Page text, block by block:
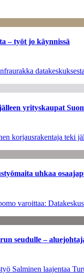
– työt jo käynnissä
yrityskaupat
korjausrakentaja teki
uhkaa
varoittaa:
seudulle –
Salminen laajentaa